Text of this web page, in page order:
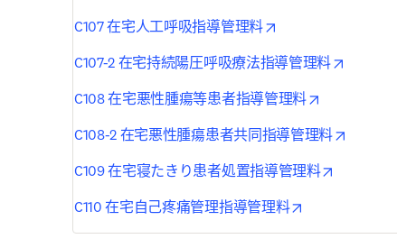
C107 在宅人工呼吸指導管理料
C107-2 在宅持続陽圧呼吸療法指導管理料 opens
C108 在宅悪性腫瘍等患者指導管理料 opens in
C108-2 在宅悪性腫瘍患者共同指導管理料 opens
C109 在宅寝たきり患者処置指導管理料
C110 在宅自己疼痛管理指導管理料